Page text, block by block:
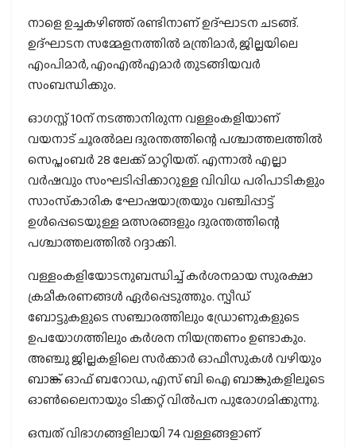
നാളെ ഉച്ചകഴിഞ്ഞ് രണ്ടിനാണ് ഉദ്ഘാടന ചടങ്ങ്.
ഉദ്ഘാടന സമ്മേളനത്തില്‍ മന്ത്രിമാര്‍, ജില്ലയിലെ
എംപിമാര്‍, എംഎല്‍എമാര്‍ തുടങ്ങിയവര്‍
സംബന്ധിക്കും.
ഓഗസ്റ്റ് 10ന് നടത്താനിരുന്ന വള്ളംകളിയാണ്
വയനാട് ചൂരല്‍മല ദുരന്തത്തിന്റെ പശ്ചാത്തലത്തില്‍
സെപ്തംബര്‍ 28 ലേക്ക് മാറ്റിയത്. എന്നാല്‍ എല്ലാ
വര്‍ഷവും സംഘടിപ്പിക്കാറുള്ള വിവിധ പരിപാടികളും
സാംസ്‌കാരിക ഘോഷയാത്രയും വഞ്ചിപ്പാട്ട്
ഉള്‍പ്പെടെയുള്ള മത്സരങ്ങളും ദുരന്തത്തിന്റെ
പശ്ചാത്തലത്തില്‍ റദ്ദാക്കി.
വള്ളംകളിയോടനുബന്ധിച്ച് കര്‍ശനമായ സുരക്ഷാ
ക്രമീകരണങ്ങള്‍ ഏര്‍പ്പെടുത്തും. സ്പീഡ്
ബോട്ടുകളുടെ സഞ്ചാരത്തിലും ഡ്രോണുകളുടെ
ഉപയോഗത്തിലും കര്‍ശന നിയന്ത്രണം ഉണ്ടാകും.
അഞ്ചു ജില്ലകളിലെ സര്‍ക്കാര്‍ ഓഫീസുകള്‍ വഴിയും
ബാങ്ക് ഓഫ് ബറോഡ, എസ് ബി ഐ ബാങ്കുകളിലൂടെ
ഓണ്‍ലൈനായും ടിക്കറ്റ് വില്‍പന പുരോഗമിക്കുന്നു.
ഒമ്പത് വിഭാഗങ്ങളിലായി 74 വള്ളങ്ങളാണ്